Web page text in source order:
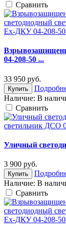
Cравнить
04-208-50 ...
33 950 руб.
Купить
Наличие: В
Cравнить
Уличный
3 900 руб.
Купить
Наличие: В
Cравнить